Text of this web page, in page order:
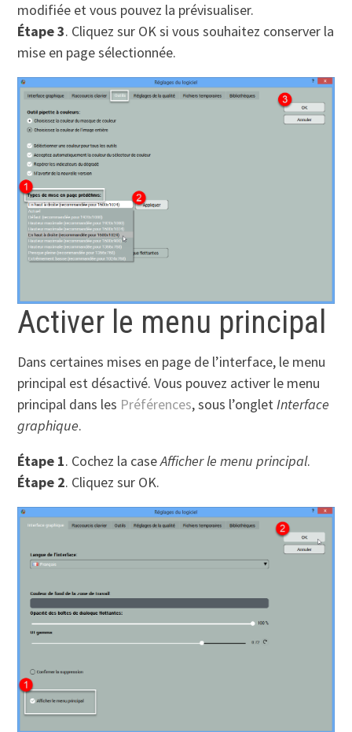
modifiée et vous pouvez la prévisualiser.
Étape 3. Cliquez sur OK si vous souhaitez conserver la
mise en page sélectionnée.
Activer le menu principal
Dans certaines mises en page de l’interface, le menu
principal est désactivé. Vous pouvez activer le menu
principal dans les Préférences, sous l’ongletInterface
graphique.
Étape 1. Cochez la caseAfficher le menu principal.
Étape 2. Cliquez sur OK.